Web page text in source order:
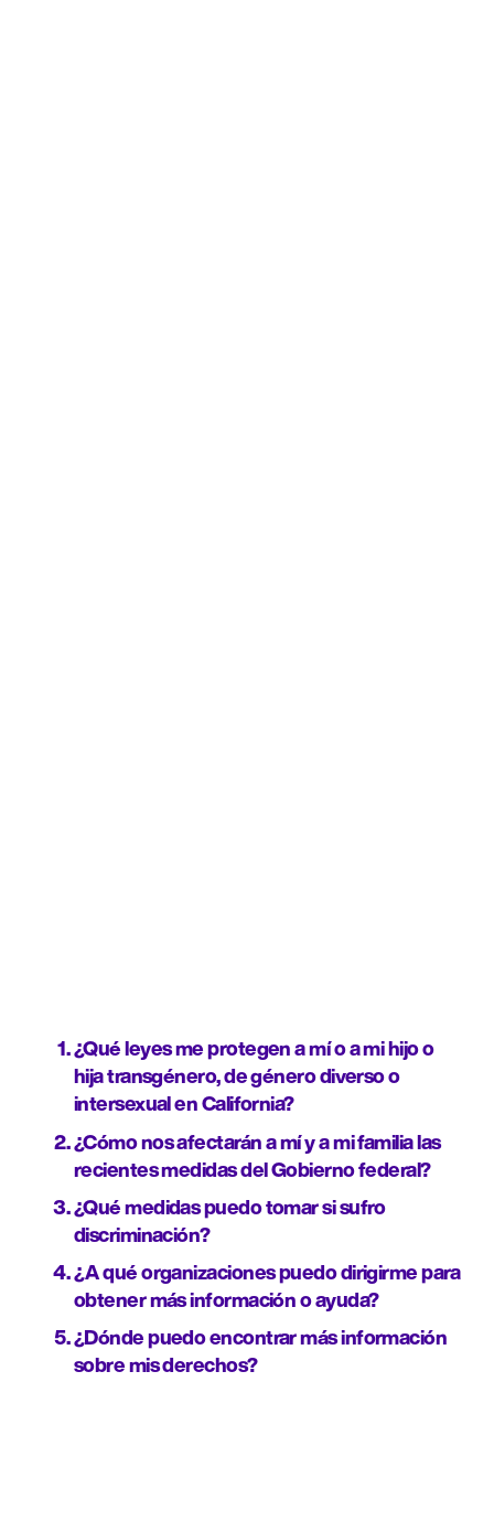
¿Qué leyes me protegen a mí o a mi hijo o
hija transgénero, de género diverso o
intersexual en California?
¿Cómo nos afectarán a mí y a mi familia las
recientes medidas del Gobierno federal?
¿Qué medidas puedo tomar si sufro
discriminación?
¿A qué organizaciones puedo dirigirme para
obtener más información o ayuda?
¿Dónde puedo encontrar más información
sobre mis derechos?